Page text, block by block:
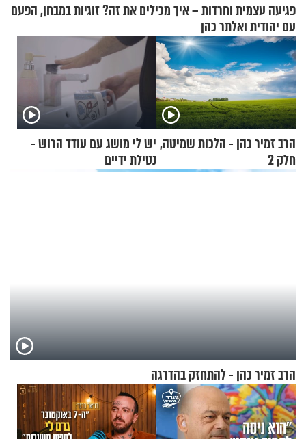
פגיעה עצמית וחרדות – איך מכילים את זה? זוגיות במבחן, הפעם
עם יהודית ואלתר כהן
הרב זמיר כהן - הלכות שמיטה,
חלק 2
יש לי מושג עם עודד הרוש -
נטילת ידיים
הרב זמיר כהן - להתחזק בהדרגה